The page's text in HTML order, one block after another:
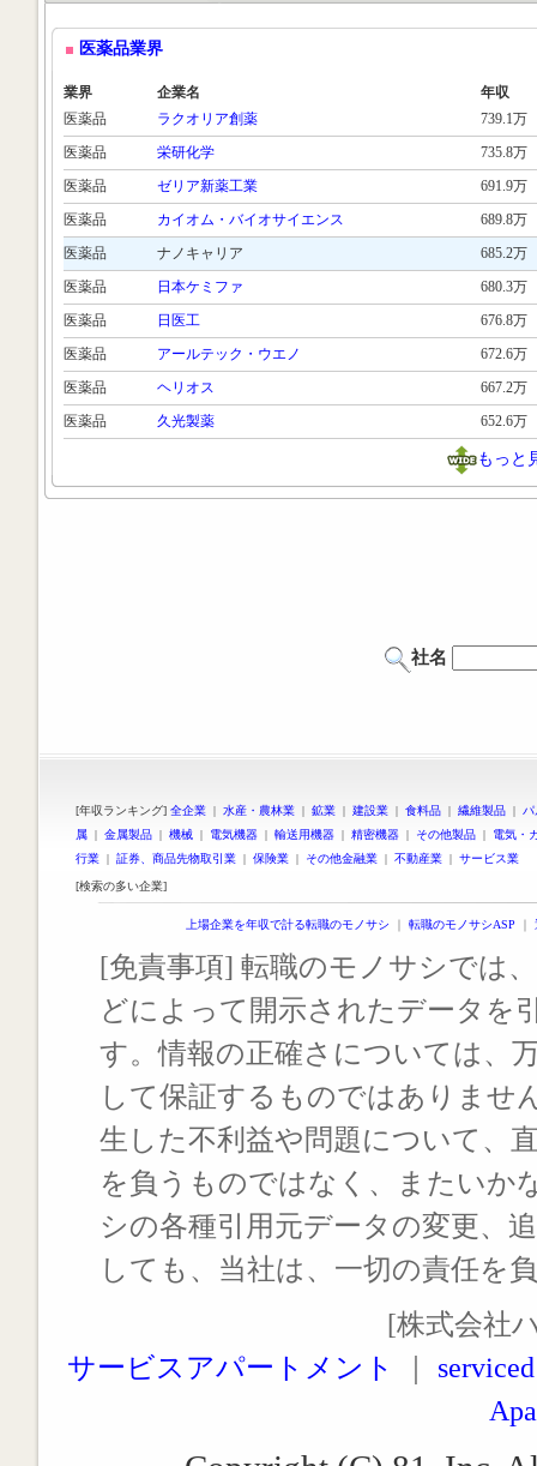
医薬品業界
業界 企業名
年収
医薬品
ラクオリア創薬
739.1万
医薬品
栄研化学
735.8万
医薬品
ゼリア新薬工業
691.9万
医薬品
カイオム・バイオサイエンス
689.8万
医薬品
ナノキャリア
685.2万
医薬品
日本ケミファ
680.3万
医薬品
日医工
676.8万
医薬品
アールテック・ウエノ
672.6万
医薬品
ヘリオス
667.2万
医薬品
久光製薬 652.6万
もっと
社名
[年収ランキング] 全企業 | 水産・農林業 | 鉱業 | 建設業 | 食料品 | 繊維製品 |
属 | 金属製品 | 機械 | 電気機器 | 輸送用機器 | 精密機器 | その他製品 | 電気・
行業 | 証券、商品先物取引業 | 保険業 | その他金融業 | 不動産業 | サービス業
[検索の多い企業]
上場企業を年収で計る転職のモノサシ ｜ 転職のモノサシASP ｜
[免責事項] 転職のモノサシでは
どによって開示されたデータを
す。情報の正確さについては、
して保証するものではありませ
生した不利益や問題について、
を負うものではなく、またいか
シの各種引用元データの変更、
しても、当社は、一切の責任を
[株式会社
サービスアパートメント